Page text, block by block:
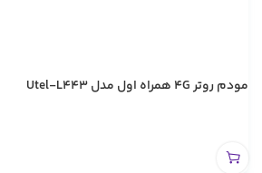
مودم روتر 4G همراه اول مدل Utel-L443